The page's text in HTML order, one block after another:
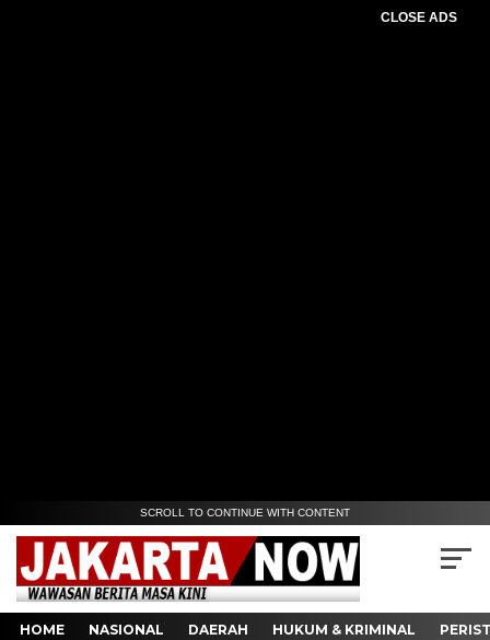
CLOSE ADS
SCROLL TO CONTINUE WITH CONTENT
HOME NASIONAL DAERAH HUKUM & KRIMINAL